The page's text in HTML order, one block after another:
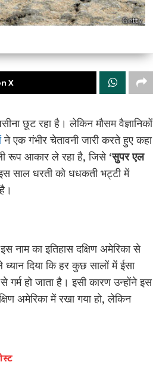
X
छूट रहा है। लेकिन मौसम वैज्ञानिकों
ने एक गंभीर चेतावनी जारी करते हुए कहा
रूप आकार ले रहा है, जिसे ‘सुपर एल
साल धरती को धधकती भट्टी में
नाम का इतिहास दक्षिण अमेरिका से
दिया कि हर कुछ सालों में ईसा
हो जाता है। इसी कारण उन्होंने इस
अमेरिका में रखा गया हो, लेकिन